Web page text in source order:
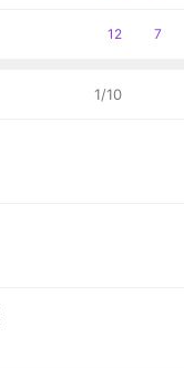
공
12
댓
7
1/10